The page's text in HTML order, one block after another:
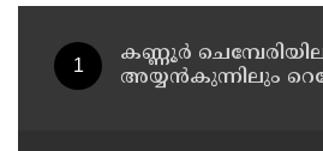
കണ്ണൂർ
അയ്യൻകുന്നിലും